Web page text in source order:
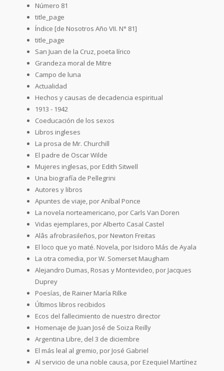
Número 81
title_page
Índice [de Nosotros Año VII. N° 81]
title_page
San Juan de la Cruz, poeta lírico
Grandeza moral de Mitre
Campo de luna
Actualidad
Hechos y causas de decadencia espiritual
1913 - 1942
Coeducación de los sexos
Libros ingleses
La prosa de Mr. Churchill
El padre de Oscar Wilde
Mujeres inglesas, por Edith Sitwell
Una biografía de Pellegrini
Autores y libros
Apuntes de viaje, por Aníbal Ponce
La novela norteamericano, por Carls Van Doren
Vidas ejemplares, por Alberto Casal Castel
Alâs afrobrasileños, por Newton Freitas
El loco que yo maté. Novela, por Isidoro Más de Ayala
La otra comedia, por W. Somerset Maugham
Alejandro Dumas, Rosas y Montevideo, por Jacques
Duprey
Poesías, de Rainer María Rilke
Últimos libros recibidos
Ecos del fallecimiento de nuestro director
Homenaje de Juan José de Soiza Reilly
Argentina Libre, del 3 de diciembre
El más leal al gremio, por José Gabriel
Al servicio de una noble causa, por Ezequiel Martínez